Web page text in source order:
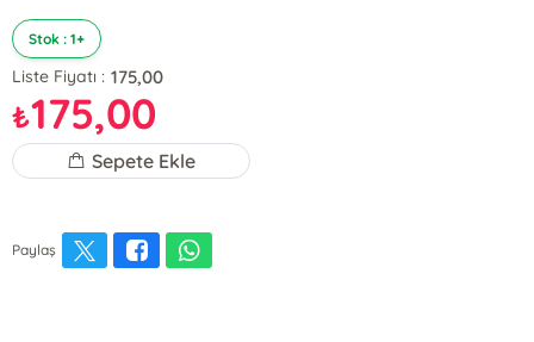
Stok : 1+
Liste Fiyatı : 175,00
₺175,00
Sepete Ekle
Paylaş